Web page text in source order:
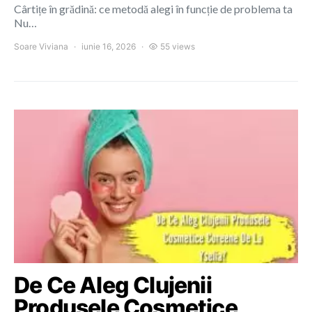
Cârtițe în grădină: ce metodă alegi în funcție de problema ta
Nu…
Soare Viviana iunie 16, 2026 55 views
De Ce Aleg Clujenii